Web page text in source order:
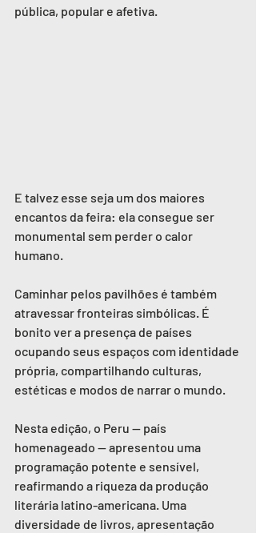
pública, popular e afetiva.
E talvez esse seja um dos maiores
encantos da feira: ela consegue ser
monumental sem perder o calor
humano.
Caminhar pelos pavilhões é também
atravessar fronteiras simbólicas. É
bonito ver a presença de países
ocupando seus espaços com identidade
própria, compartilhando culturas,
estéticas e modos de narrar o mundo.
Nesta edição, o Peru — país
homenageado — apresentou uma
programação potente e sensível,
reafirmando a riqueza da produção
literária latino-americana. Uma
diversidade de livros, apresentação